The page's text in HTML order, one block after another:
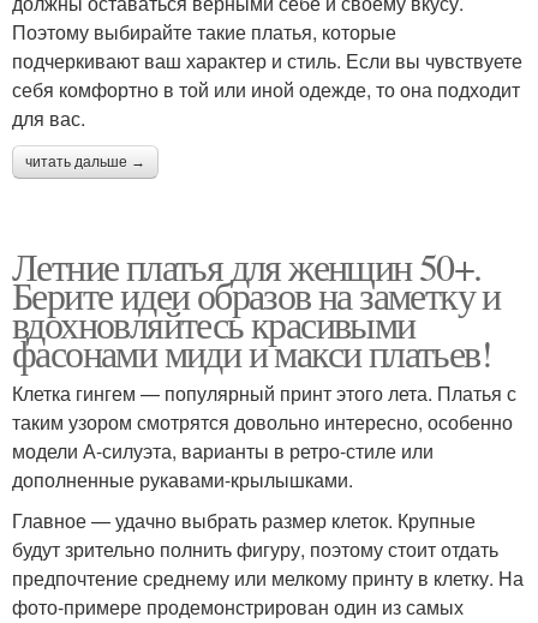
Поэтому выбирайте такие платья, которые
подчеркивают ваш характер и стиль. Если вы чувствуете
себя комфортно в той или иной одежде, то она подходит
для вас.
читать дальше →
Летние платья для женщин 50+.
Берите идеи образов на заметку и
вдохновляйтесь красивыми
фасонами миди и макси платьев!
Клетка гингем — популярный принт этого лета. Платья с
таким узором смотрятся довольно интересно, особенно
модели А-силуэта, варианты в ретро-стиле или
дополненные рукавами-крылышками.
Главное — удачно выбрать размер клеток. Крупные
будут зрительно полнить фигуру, поэтому стоит отдать
предпочтение среднему или мелкому принту в клетку. На
фото-примере продемонстрирован один из самых